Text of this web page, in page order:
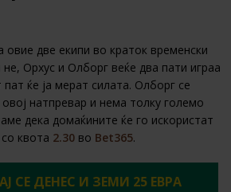
овие две екипи во краток временски
Орхус и Олборг веќе два пати играа
пат ќе ја мерат силата. Олборг се
натпревар и нема толку големо
дека домаќините ќе го искористат
квота 2.30 во Bet365.
СЕ ДЕНЕС И ЗЕМИ 25 ЕВРА